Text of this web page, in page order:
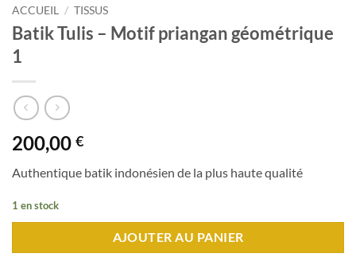
ACCUEIL / TISSUS
Batik Tulis – Motif priangan géométrique
1
200,00 €
Authentique batik indonésien de la plus haute qualité
1 en stock
AJOUTER AU PANIER